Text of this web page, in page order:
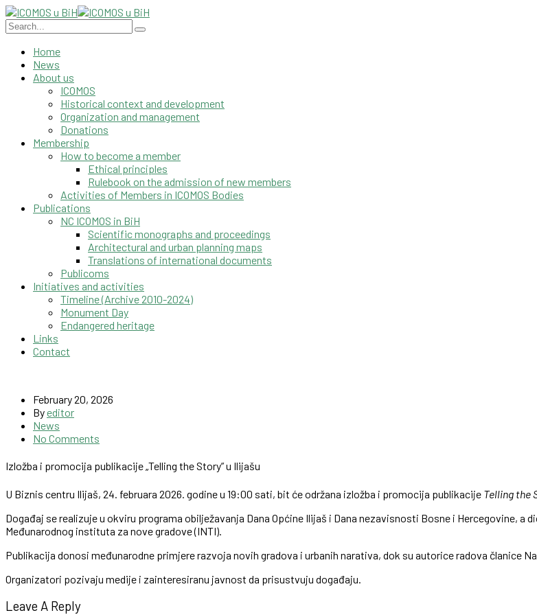
Home
News
About us
ICOMOS
Historical context and development
Organization and management
Donations
Membership
How to become a member
Ethical principles
Rulebook on the admission of new members
Activities of Members in ICOMOS Bodies
Publications
NC ICOMOS in BiH
Scientific monographs and proceedings
Architectural and urban planning maps
Translations of international documents
Publicoms
Initiatives and activities
Timeline (Archive 2010-2024)
Monument Day
Endangered heritage
Links
Contact
February 20, 2026
Byeditor
News
No Comments
Izložba i promocija publikacije „Telling the Story” u Ilijašu
U Biznis centru Ilijaš, 24. februara 2026. godine u 19:00 sati, bit će održana izložba i promocija publikacije Telling the
Događaj se realizuje u okviru programa obilježavanja Dana Općine Ilijaš i Dana nezavisnosti Bosne i Hercegovine, a
Međunarodnog instituta za nove gradove (INTI).
Publikacija donosi međunarodne primjere razvoja novih gradova i urbanih narativa, dok su autorice radova članice
Organizatori pozivaju medije i zainteresiranu javnost da prisustvuju događaju.
Leave A Reply